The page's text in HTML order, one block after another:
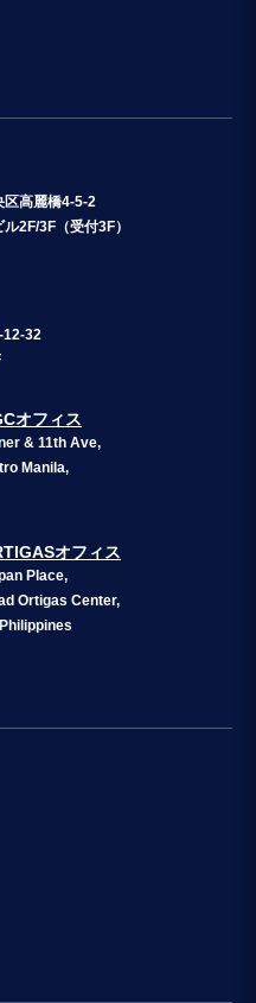
区高麗橋4-5-2
2F/3F（受付3F）
12-32
オフィス
& 11th Ave,
Manila,
オフィス
Place,
Ortigas Center,